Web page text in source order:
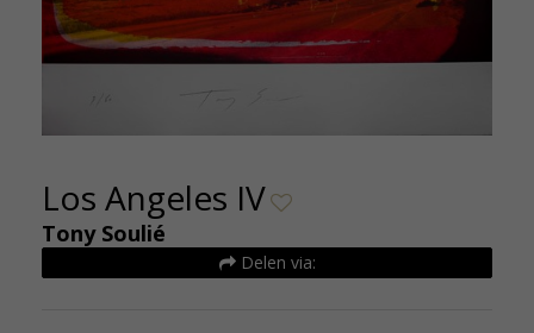
Los Angeles IV
Tony Soulié
Delen via: